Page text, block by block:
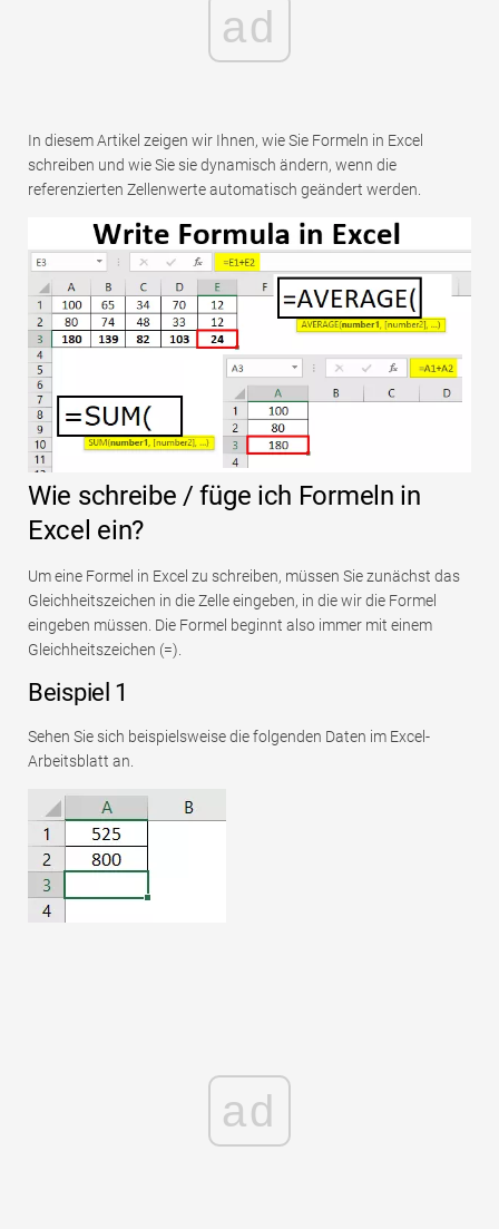
ad
In diesem Artikel zeigen wir Ihnen, wie Sie Formeln in Excel
schreiben und wie Sie sie dynamisch ändern, wenn die
referenzierten Zellenwerte automatisch geändert werden.
Wie schreibe / füge ich Formeln in
Excel ein?
Um eine Formel in Excel zu schreiben, müssen Sie zunächst das
Gleichheitszeichen in die Zelle eingeben, in die wir die Formel
eingeben müssen. Die Formel beginnt also immer mit einem
Gleichheitszeichen (=).
Beispiel 1
Sehen Sie sich beispielsweise die folgenden Daten im Excel-
Arbeitsblatt an.
ad